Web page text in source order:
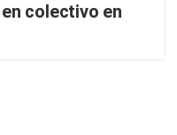
colectivo en